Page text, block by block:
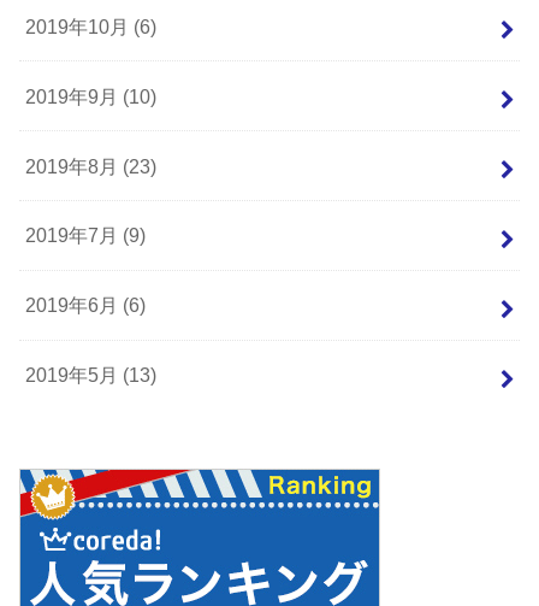
2019年10月 (6)
2019年9月 (10)
2019年8月 (23)
2019年7月 (9)
2019年6月 (6)
2019年5月 (13)